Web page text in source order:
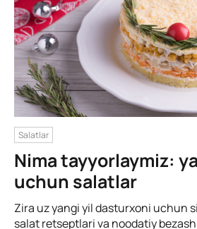
Salatlar
Nima tayyorlaymiz:
uchun salatlar
Zira uz yangi yil dasturxoni uchun
salat retseptlari va noodatiy